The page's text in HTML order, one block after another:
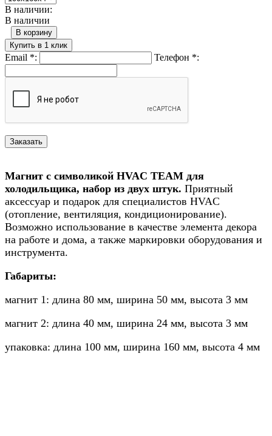
В наличии:
В наличии
В корзину
Купить в 1 клик
Email *: Телефон *:
Магнит с символикой HVAC TEAM для
холодильщика, набор из двух штук. Приятный
аксессуар и подарок для специалистов HVAC
(отопление, вентиляция, кондиционирование).
Возможно использование в качестве элемента декора
на работе и дома, а также маркировки оборудования и
инструмента.
Габариты:
магнит 1: длина 80 мм, ширина 50 мм, высота 3 мм
магнит 2: длина 40 мм, ширина 24 мм, высота 3 мм
упаковка: длина 100 мм, ширина 160 мм, высота 4 мм